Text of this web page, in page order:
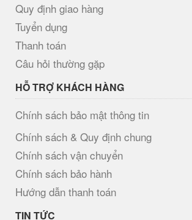
Quy định giao hàng
Tuyển dụng
Thanh toán
Câu hỏi thường gặp
HỖ TRỢ KHÁCH HÀNG
Chính sách bảo mật thông tin
Chính sách & Quy định chung
Chính sách vận chuyển
Chính sách bảo hành
Hướng dẫn thanh toán
TIN TỨC